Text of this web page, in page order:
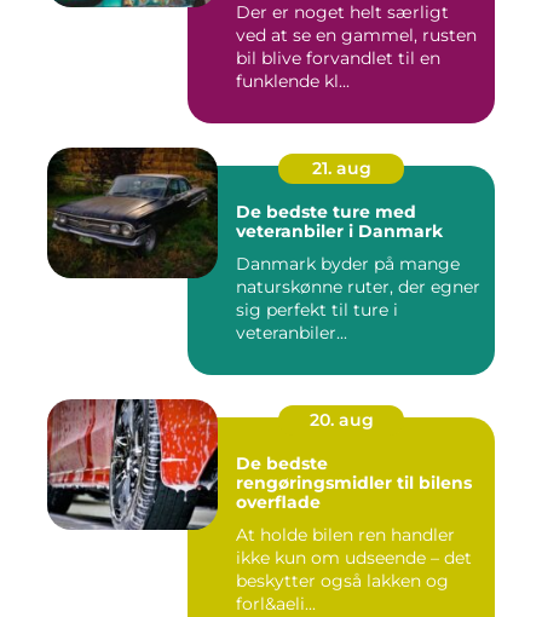
Der er noget helt særligt
ved at se en gammel, rusten
bil blive forvandlet til en
funklende kl...
21. aug
De bedste ture med
veteranbiler i Danmark
Danmark byder på mange
naturskønne ruter, der egner
sig perfekt til ture i
veteranbiler...
20. aug
De bedste
rengøringsmidler til bilens
overflade
At holde bilen ren handler
ikke kun om udseende – det
beskytter også lakken og
forl&aeli...